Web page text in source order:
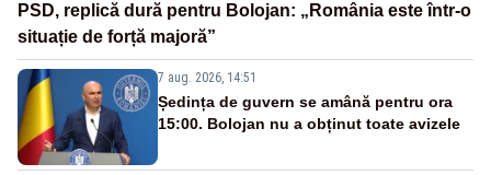
PSD, replică dură pentru Bolojan: „România este într-o
situație de forță majoră”
7 aug. 2026, 14:51
Ședința de guvern se amână pentru ora
15:00. Bolojan nu a obținut toate avizele